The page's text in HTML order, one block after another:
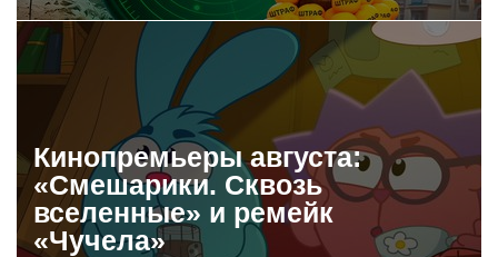
Кинопремьеры августа:
«Смешарики. Сквозь
вселенные» и ремейк
«Чучела»